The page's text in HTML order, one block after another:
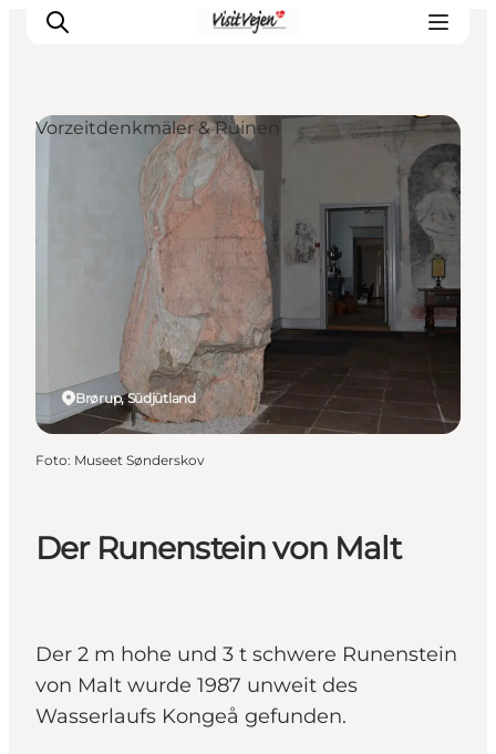
Restaurants
Explore
Der Runenstein von Malt
Der 2 m hohe und 3 t schwere Runenstein
von Malt wurde 1987 unweit des
Wasserlaufs Kongeå gefunden.
Brørup, Südjütland
Vorzeitdenkmäler & Ruinen
Foto: Museet Sønderskov